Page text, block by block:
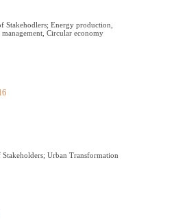
Stakehodlers; Energy production,
management, Circular economy
Stakeholders; Urban Transformation